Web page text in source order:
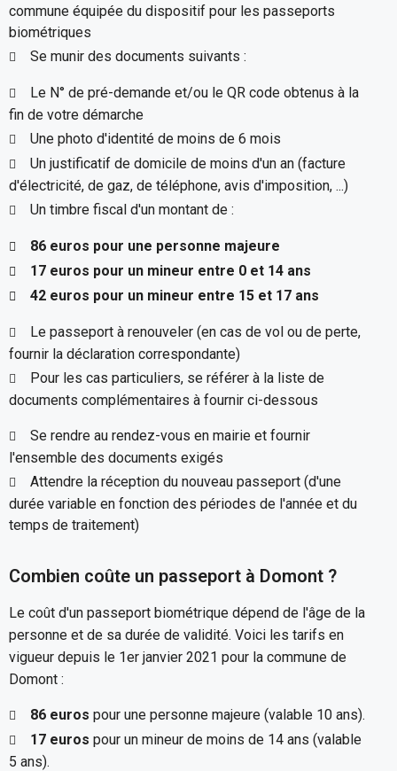
commune équipée du dispositif pour les passeports
biométriques
Se munir des documents suivants :
Le N° de pré-demande et/ou le QR code obtenus à la
fin de votre démarche
Une photo d'identité de moins de 6 mois
Un justificatif de domicile de moins d'un an (facture
d'électricité, de gaz, de téléphone, avis d'imposition, ...)
Un timbre fiscal d'un montant de :
86 euros pour une personne majeure
17 euros pour un mineur entre 0 et 14 ans
42 euros pour un mineur entre 15 et 17 ans
Le passeport à renouveler (en cas de vol ou de perte,
fournir la déclaration correspondante)
Pour les cas particuliers, se référer à la liste de
documents complémentaires à fournir ci-dessous
Se rendre au rendez-vous en mairie et fournir
l'ensemble des documents exigés
Attendre la réception du nouveau passeport (d'une
durée variable en fonction des périodes de l'année et du
temps de traitement)
Combien coûte un passeport à Domont ?
Le coût d'un passeport biométrique dépend de l'âge de la
personne et de sa durée de validité. Voici les tarifs en
vigueur depuis le 1er janvier 2021 pour la commune de
Domont :
86 euros pour une personne majeure (valable 10 ans).
17 euros pour un mineur de moins de 14 ans (valable
5 ans).